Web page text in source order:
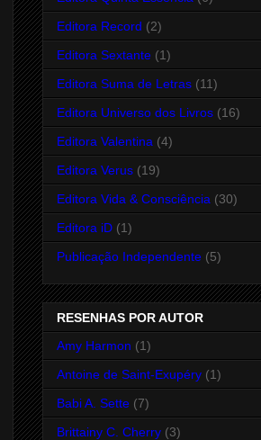
Editora Record (2)
Editora Sextante (1)
Editora Suma de Letras (11)
Editora Universo dos Livros (16)
Editora Valentina (4)
Editora Verus (19)
Editora Vida & Consciência (30)
Editora iD (1)
Publicação Independente (5)
RESENHAS POR AUTOR
Amy Harmon (1)
Antoine de Saint-Exupéry (1)
Babi A. Sette (7)
Brittainy C. Cherry (3)